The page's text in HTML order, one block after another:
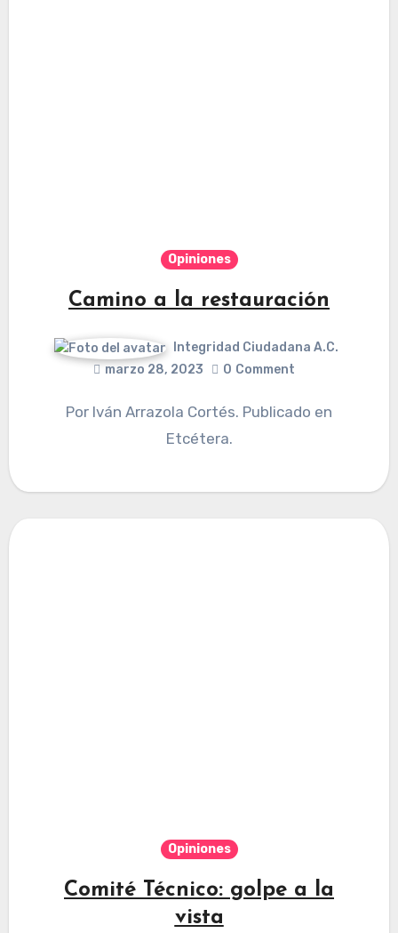
Opiniones
Camino a la restauración
Integridad Ciudadana A.C.
marzo 28, 2023
0 Comment
Por Iván Arrazola Cortés. Publicado en
Etcétera.
Opiniones
Comité Técnico: golpe a la
vista